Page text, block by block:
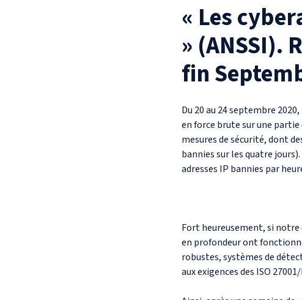
« Les
» (ANSSI).
fin
Du 20 au 24 septembre
en force brute sur une partie
mesures de sécurité, dont
bannies sur les quatre
adresses IP bannies par
Fort heureusement, si notre
en profondeur ont
robustes, systèmes de
aux exigences des ISO